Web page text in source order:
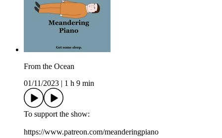
From the Ocean
01/11/2023
1 h 9 min
To support the show:
⁠https://www.patreon.com/meanderingpiano